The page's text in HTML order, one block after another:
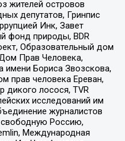
жителей островов
депутатов, Гринпис
Инк, Завет
фонд природы, BDR
Образовательный дом
Прав Человека,
имени Бориса Звозскова,
прав человека Ереван,
лосося, TVR
исследований им
журналистов
Россию,
Международная